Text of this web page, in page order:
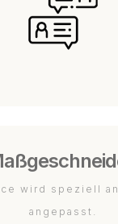
wird speziell
angepasst.